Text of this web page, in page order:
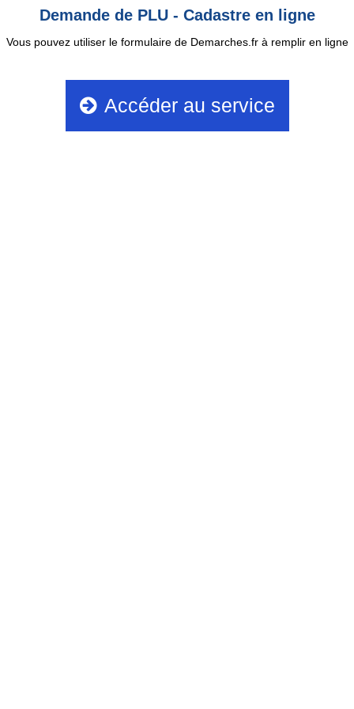
Demande de PLU - Cadastre en ligne
Vous pouvez utiliser le formulaire de Demarches.fr à remplir en ligne
Accéder au service